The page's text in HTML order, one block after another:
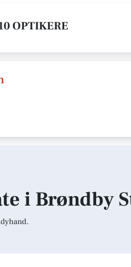
OPTIKERE
i Brøndby